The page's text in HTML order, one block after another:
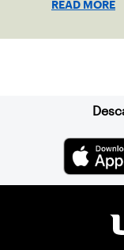
READ MORE